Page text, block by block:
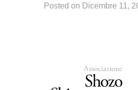
Posted on Dicembre 11,